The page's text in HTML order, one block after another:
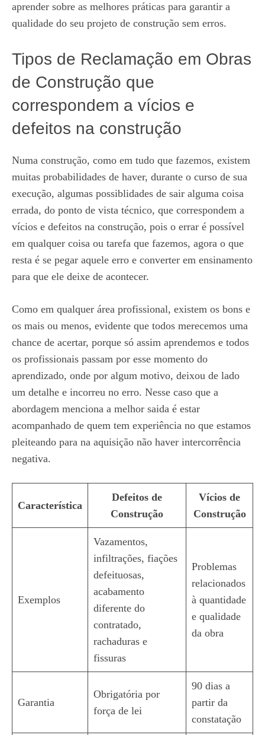
aprender sobre as melhores práticas para garantir a
qualidade do seu projeto de construção sem erros.
Tipos de Reclamação em Obras
de Construção que
correspondem a vícios e
defeitos na construção
Numa construção, como em tudo que fazemos, existem
muitas probabilidades de haver, durante o curso de sua
execução, algumas possiblidades de sair alguma coisa
errada, do ponto de vista técnico, que correspondem a
vícios e defeitos na construção, pois o errar é possível
em qualquer coisa ou tarefa que fazemos, agora o que
resta é se pegar aquele erro e converter em ensinamento
para que ele deixe de acontecer.
Como em qualquer área profissional, existem os bons e
os mais ou menos, evidente que todos merecemos uma
chance de acertar, porque só assim aprendemos e todos
os profissionais passam por esse momento do
aprendizado, onde por algum motivo, deixou de lado
um detalhe e incorreu no erro. Nesse caso que a
abordagem menciona a melhor saida é estar
acompanhado de quem tem experiência no que estamos
pleiteando para na aquisição não haver intercorrência
negativa.
Característica
Defeitos de
Construção
Vícios de
Construção
Exemplos
Vazamentos,
infiltrações, fiações
defeituosas,
acabamento
diferente do
contratado,
rachaduras e
fissuras
Problemas
relacionados
à quantidade
e qualidade
da obra
Garantia
Obrigatória por
força de lei
90 dias a
partir da
constatação